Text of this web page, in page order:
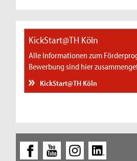
KickStart@TH Köln
Alle Informationen zum
Bewerbung sind hier
KickStart@TH Köln